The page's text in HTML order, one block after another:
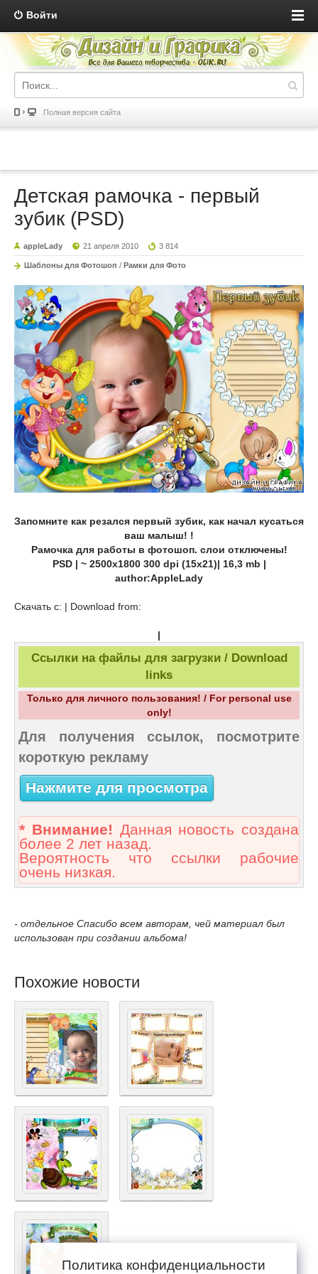
Войти
Полная версия сайта
Детская рамочка - первый
зубик (PSD)
appleLady 21 апреля 2010 3 814
Шаблоны для Фотошоп / Рамки для Фото
Запомните как резался первый зубик, как начал кусаться
ваш малыш! !
Рамочка для работы в фотошоп. слои отключены!
PSD | ~ 2500x1800 300 dpi (15x21)| 16,3 mb |
author:AppleLady
Скачать с: | Download from:
|
Ссылки на файлы для загрузки / Download
links
Только для личного пользования! / For personal use
only!
Для получения ссылок, посмотрите
короткую рекламу
Нажмите для просмотра
* Внимание! Данная новость создана
более 2 лет назад.
Вероятность что ссылки рабочие
очень низкая.
- отдельное Спасибо всем авторам, чей материал был
использован при создании альбома!
Похожие новости
Политика конфиденциальности